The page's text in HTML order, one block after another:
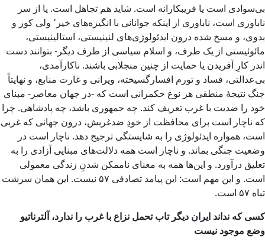
بی‌سوادی است یا فریبکارانه است. شاید هم تجاهل است. یا از سر
ناباوری است، ناباوری از اینکه جوانانی با انگیزه‌های خیر٬ ولی کور و
بدوی، و مسخ شده درون ایدئولوژی‌های لنینیستی، استالینیستی،
مائوئیستی از یک طرف، و اسلام سیاسی از طرف دیگر- بتوانند دست‌
اندر کارِ آفریدن یا حمایت از چنین منجلابی باشند. ناکارآمدی،
بی‌عدالتی، فساد و تورم افسارگسیخته، ویرانی و غارت منابع، و نهایتاً
جنگ نتیجۀ منطقی هر نوع حکمرانی‌ است که -در جهان معاصر- مبنای
خود را ضدیت با غرب تعریف کند. چه جمهوری باشد، چه پادشاهی. چرا
که ناچار است برای محافظت از خودِ ضدغربش، درون جهانی که غربی
است، همواره ایدئولوژی را به شایستگی ترجیح دهد. ناچار است در
وضعیت جنگی بماند. و ناچار است همه دلالت‌های مبنایی آزادی را به
تعلیق درآورد. و این‌ها همه به معنای ناممکن شدنِ زندگی معمولی
است. و این مهم است: این پیامد تصادفی ۵۷ نیست. این همان سرشت
تباه ۵۷ است.
کسی که نداند ایران دیگر تاب تحمل نزاع با غرب را ندارد، آلترناتیو
وضع موجود نیست